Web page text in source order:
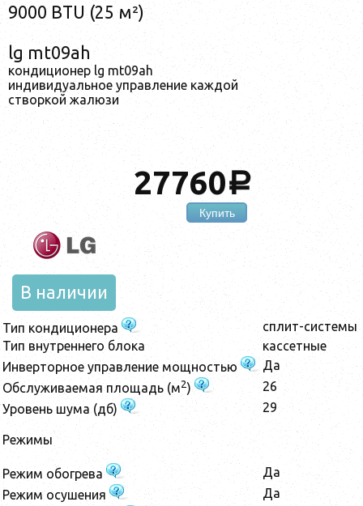
9000 BTU (25 м²)
lg mt09ah
кондиционер lg mt09ah
индивидуальное управление каждой
створкой жалюзи
27760a
Купить
В наличии
Тип кондиционера
сплит-системы
Тип внутреннего блока
кассетные
Инверторное управление мощностью
Да
Обслуживаемая площадь (м2)
26
Уровень шума (дб)
29
Режимы
Режим обогрева
Да
Режим осушения
Да